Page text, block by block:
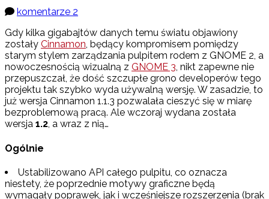
komentarze 2
Gdy kilka gigabajtów danych temu światu objawiony
zostały Cinnamon, będący kompromisem pomiędzy
starym stylem zarządzania pulpitem rodem z GNOME 2, a
nowoczesnością wizualną z GNOME 3, nikt zapewne nie
przepuszczał, że dość szczupłe grono developerów tego
projektu tak szybko wyda używalną wersję. W zasadzie, to
już wersja Cinnamon 1.1.3 pozwalała cieszyć się w miarę
bezproblemową pracą. Ale wczoraj wydana została
wersja 1.2, a wraz z nią…
Ogólnie
Ustabilizowano API całego pulpitu, co oznacza
niestety, że poprzednie motywy graficzne będą
wymagały poprawek, jak i wcześniejsze rozszerzenia (brak